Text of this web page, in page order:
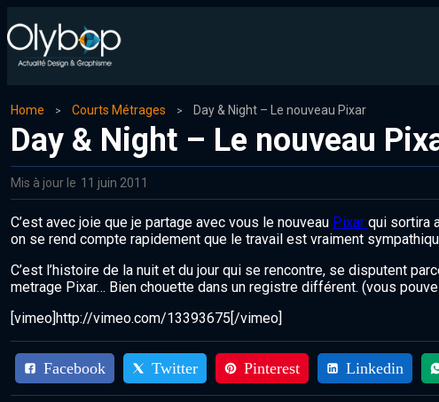
Home Courts Métrages Day & Night – Le nouveau Pixar
Day & Night – Le nouveau
Mis à jour le 11 juin 2011
C’est avec joie que je partage avec vous le nouveau Pixar qui sortira
on se rend compte rapidement que le travail est vraiment
C’est l’histoire de la nuit et du jour qui se rencontre, se disputent
metrage Pixar… Bien chouette dans un registre différent. (vous
[vimeo]http://vimeo.com/13393675[/vimeo]
Facebook Twitter Pinterest Linkedin